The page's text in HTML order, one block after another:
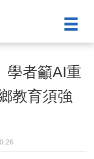
者籲AI重
教育須強